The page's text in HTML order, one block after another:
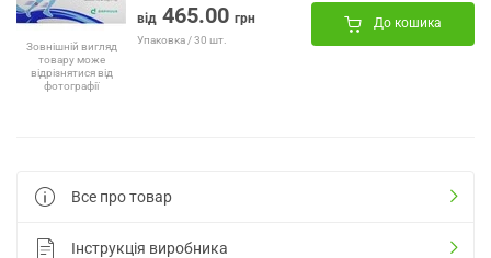
Зовнішній вигляд
товару може
відрізнятися від
фотографії
від 465.00 грн
Упаковка / 30 шт.
До кошика
Все про товар
Інструкція виробника